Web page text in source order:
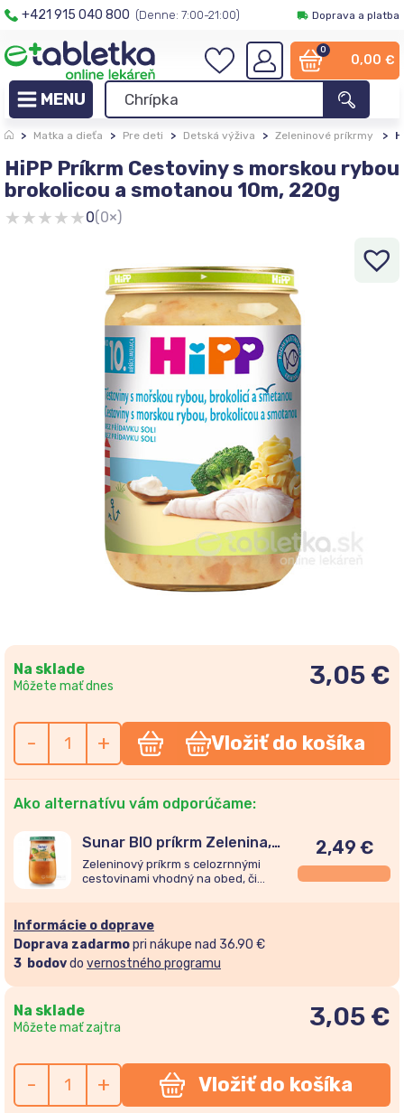
+421 915 040 800 (Denne: 7:00-21:00) Doprava a platba
0
0,00 €
> Matka a dieťa > Pre deti > Detská výživa > Zeleninové príkrmy >
HiPP Príkrm Cestoviny s morskou rybou
brokolicou a smotanou 10m, 220g
★★★★★0(0×)
Na sklade
Môžete mať dnes 3,05 €
- + Vložiť do košíka
Ako alternatívu vám odporúčame:
Sunar BIO príkrm Zelenina,
Celozrnné cestoviny 8m+,
190g
Zeleninový príkrm s celozrnnými
cestovinami vhodný na obed, či
2,49 €
Informácie o doprave
Doprava zadarmopri nákupe nad 36.90 €
3 bodovdo vernostného programu
Na sklade
Môžete mať zajtra 3,05 €
- + Vložiť do košíka